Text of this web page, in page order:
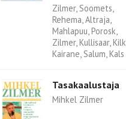
Zilmer, Soomets,
Rehema, Altraja,
Mahlapuu, Porosk,
Zilmer, Kullisaar, Kilk,
Kairane, Salum, Kals
Tasakaalustaja
Mihkel Zilmer